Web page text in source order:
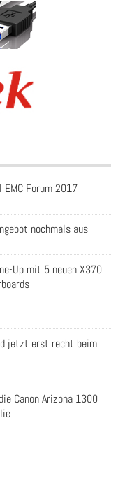
Forum 2017
nochmals aus
Up mit 5 neuen X370
jetzt erst recht beim
Canon Arizona 1300